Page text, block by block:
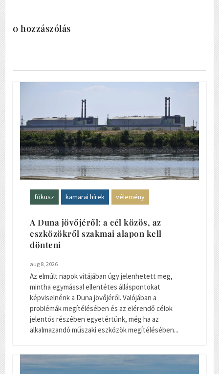
0 hozzászólás
fókusz kamarai hírek vélemény
A Duna jövőjéről: a cél közös, az
eszközökről szakmai alapon kell
dönteni
aug 8, 2026
Az elmúlt napok vitájában úgy jelenhetett meg,
mintha egymással ellentétes álláspontokat
képviselnénk a Duna jövőjéről. Valójában a
problémák megítélésében és az elérendő célok
jelentős részében egyetértünk, még ha az
alkalmazandó műszaki eszközök megítélésében...